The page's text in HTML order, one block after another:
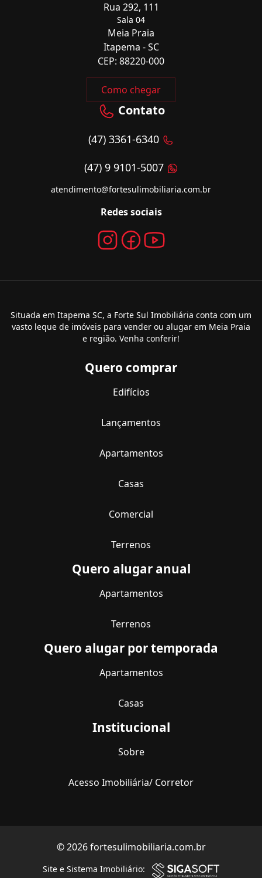
Rua 292, 111
Sala 04
Meia Praia
Itapema - SC
CEP: 88220-000
Como chegar
Contato
(47) 3361-6340
(47) 9 9101-5007
atendimento@fortesulimobiliaria.com.br
Redes sociais
Situada em Itapema SC, a Forte Sul Imobiliária conta com um
vasto leque de imóveis para vender ou alugar em Meia Praia
e região. Venha conferir!
Quero comprar
Edifícios
Lançamentos
Apartamentos
Casas
Comercial
Terrenos
Quero alugar anual
Apartamentos
Terrenos
Quero alugar por temporada
Apartamentos
Casas
Institucional
Sobre
Acesso Imobiliária/ Corretor
© 2026 fortesulimobiliaria.com.br
Site e Sistema Imobiliário: